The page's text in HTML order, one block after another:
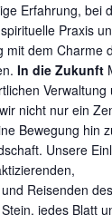
Erfahrung, bei
Praxis
mit dem Charme
In die Zukunft
Verwaltung
nicht nur ein
Bewegung hin
Unsere
Reisenden
jedes Blatt